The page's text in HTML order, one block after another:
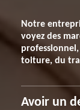
Notre
voyez des
toiture, du
Avoir un